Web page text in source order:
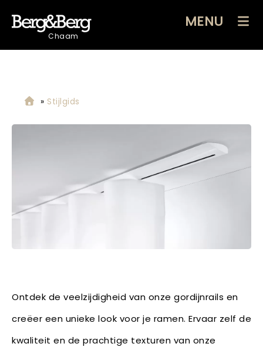
Chaam
MENU
» Stijlgids
Ontdek de veelzijdigheid van onze gordijnrails en
creëer een unieke look voor je ramen. Ervaar zelf de
kwaliteit en de prachtige texturen van onze